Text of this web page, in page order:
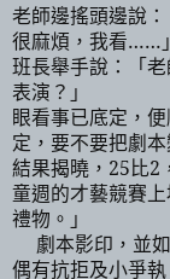
老師邊搖頭邊說
很麻煩，我看…… 」
班長舉手說：「
表演？」
眼看事已底定，
定，要不要把劇本
結果揭曉， 25比2
童週的才藝競賽
禮物。」
劇本影印，並
偶有抗拒及小爭